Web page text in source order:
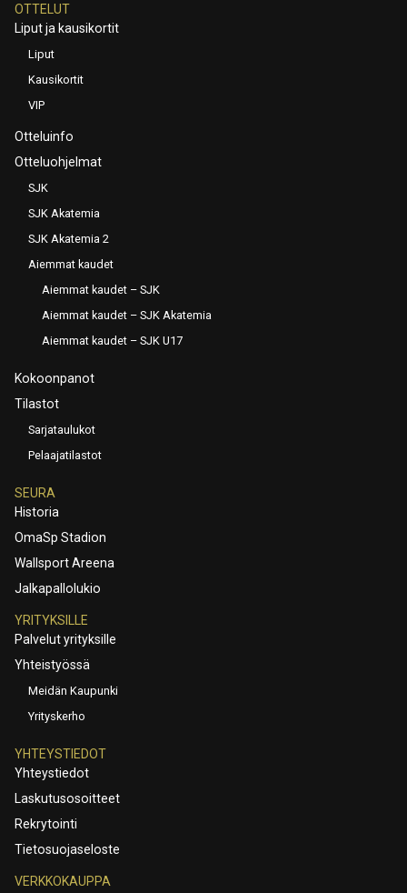
OTTELUT
Liput ja kausikortit
Liput
Kausikortit
VIP
Otteluinfo
Otteluohjelmat
SJK
SJK Akatemia
SJK Akatemia 2
Aiemmat kaudet
Aiemmat kaudet – SJK
Aiemmat kaudet – SJK Akatemia
Aiemmat kaudet – SJK U17
Kokoonpanot
Tilastot
Sarjataulukot
Pelaajatilastot
SEURA
Historia
OmaSp Stadion
Wallsport Areena
Jalkapallolukio
YRITYKSILLE
Palvelut yrityksille
Yhteistyössä
Meidän Kaupunki
Yrityskerho
YHTEYSTIEDOT
Yhteystiedot
Laskutusosoitteet
Rekrytointi
Tietosuojaseloste
VERKKOKAUPPA